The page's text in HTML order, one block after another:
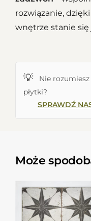
rozwiązanie,
wnętrze stanie
💡
Nie
płytki?
SPRAWDŹ
Może